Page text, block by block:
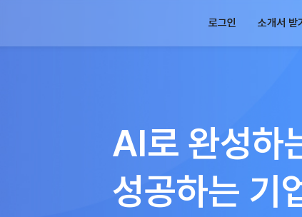
로그인 소개서 받
AI로 완성하
성공하는 기